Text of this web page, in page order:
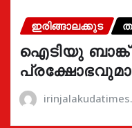
ഇരിങ്ങാലക്കുട
ഐടിയു ബാങ്ക്